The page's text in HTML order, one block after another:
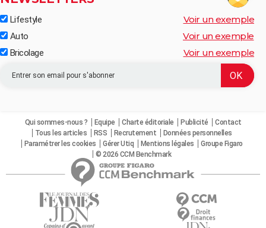
Lifestyle Voir un exemple
Auto Voir un exemple
Bricolage Voir un exemple
Qui sommes-nous ? Equipe Charte éditoriale Publicité
Contact
Tous les articles
RSS Recrutement
Données personnelles
Paramétrer les cookies
Gérer Utiq Mentions légales
Groupe Figaro
© 2026 CCM Benchmark